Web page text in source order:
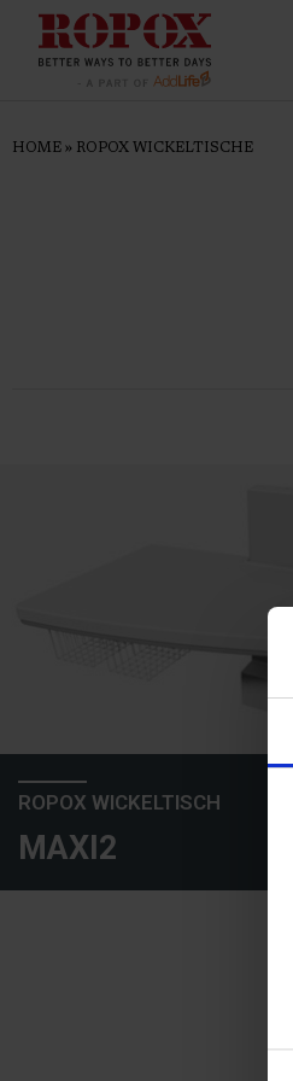
HOME » ROPOX WICKELTISCHE
ROPOX WICKELTISCH
MAXI2